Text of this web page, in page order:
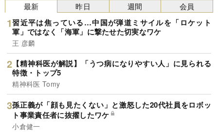
最新
習近平は焦っている…中国が弾道ミサイルを「ロケット
軍」ではなく「海軍」に撃たせた切実なワケ
王 彦麟
【精神科医が解説】「うつ病になりやすい人」に見られる
特徴・トップ5
精神科医 Tomy
孫正義が「顔も見たくない」と激怒した20代社員をロボッ
ト事業責任者に抜擢したワケ
小倉健一
昨日 週間 会員